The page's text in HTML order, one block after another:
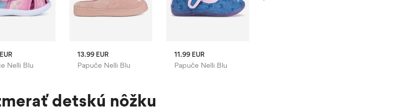
Nelli Blu Papuče Nelli Blu
13.99 EUR
Papuče Nelli Blu
11.99 EUR
detskú nôžku